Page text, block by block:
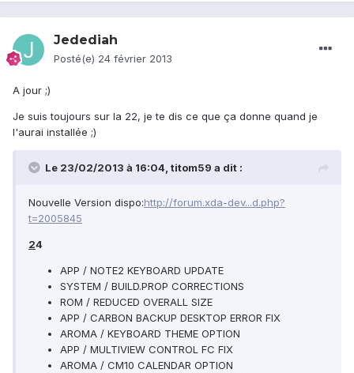
Jedediah
Posté(e) 24 février 2013
A jour ;)
Je suis toujours sur la 22, je te dis ce que ça donne quand je
l'aurai installée ;)
Le 23/02/2013 à 16:04, titom59 a dit :
Nouvelle Version dispo:http://forum.xda-dev...d.php?
t=2005845
24
APP / NOTE2 KEYBOARD UPDATE
SYSTEM / BUILD.PROP CORRECTIONS
ROM / REDUCED OVERALL SIZE
APP / CARBON BACKUP DESKTOP ERROR FIX
AROMA / KEYBOARD THEME OPTION
APP / MULTIVIEW CONTROL FC FIX
AROMA / CM10 CALENDAR OPTION